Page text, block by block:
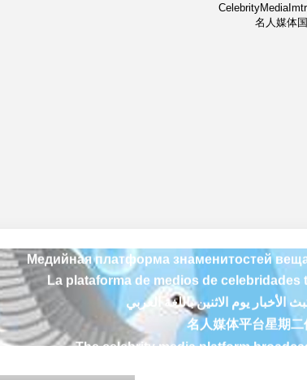
名人媒体
Медийная платформа знаменитостей
La plataforma de medios de
يوم الاثنين باللغة العربي
名人媒体平台星期
The celebrity media platform